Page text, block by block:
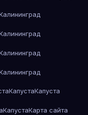
КапустаКапуста
КапустаКарта сайта